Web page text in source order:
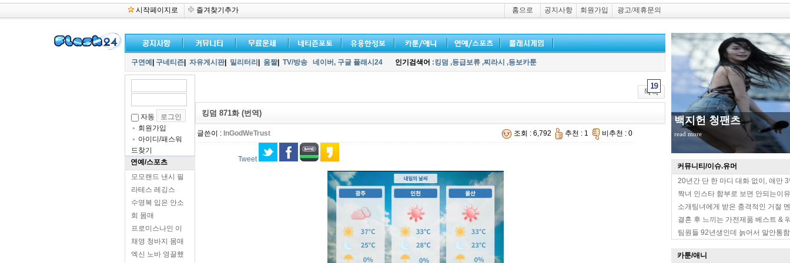
시작페이지로 즐겨찾기추가 홈으로 공지사항 회원가입 광고/제휴문의
백지헌 청팬츠
read more
커뮤니티/이슈.유머
20년간 단 한 마디 대화 없이, 애만
짝녀 인스타 함부로 보면 안되는이유
소개팅녀에게 받은 충격적인 거절
결혼 후 느끼는 가전제품 베스트 &
팀원들 92년생인데 늙어서 말안통
카툰/애니
구연예 구네티즌 자유게시판| 밀리터리 움짤| TV/방송 네이버, 구글 플래시24 인기검색어 :킹덤 ,등급보류 ,찌라시 ,등보카툰
자동
회원가입
아이디/패스워
드찾기
연예/스포츠
모모랜드 낸시 필
라테스 레깅스
수영복 입은 안소
희 몸매
프로미스나인 이
채영 청바지 몸매
엑신 노바 영끌했
킹덤 871화 (번역)
글쓴이 : InGodWeTrust 조회 : 6,792 추천 : 1 비추천 : 0
Tweet